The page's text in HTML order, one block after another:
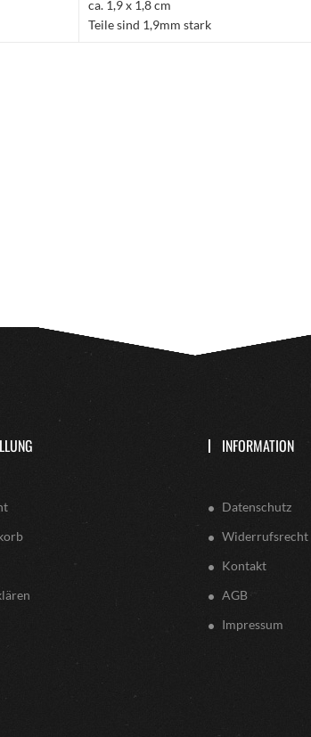
ca. 1,9 x 1,8 cm
Teile sind 1,9mm stark
INFORMATION
Datenschutz
Widerrufsrecht
Kontakt
AGB
Impressum